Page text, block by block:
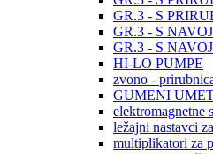
GR.3 - S
GR.3 - S
GR.3 - S
HI-LO PUMPE
zvono -
GUMENI
elektromagnetne
ležajni nastavci
multiplikatori za